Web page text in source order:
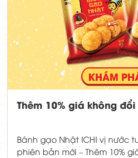
Thêm 10% giá không đổi
Bánh gạo Nhật ICHI vị nước
phiên bản mới – Thêm 10%